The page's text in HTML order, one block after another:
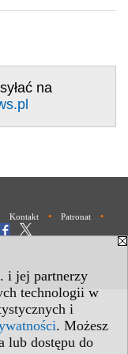
i jej partnerzy
technologii w
i
. Możesz
lub dostępu do
na
Kontakt • Patronat •